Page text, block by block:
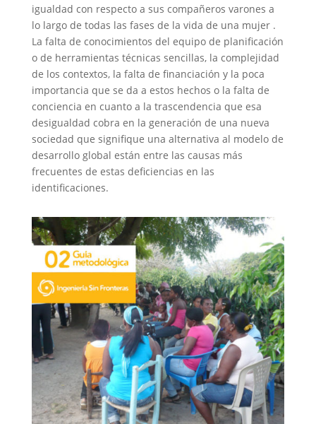
igualdad con respecto a sus compañeros varones a
lo largo de todas las fases de la vida de una mujer .
La falta de conocimientos del equipo de planificación
o de herramientas técnicas sencillas, la complejidad
de los contextos, la falta de financiación y la poca
importancia que se da a estos hechos o la falta de
conciencia en cuanto a la trascendencia que esa
desigualdad cobra en la generación de una nueva
sociedad que signifique una alternativa al modelo de
desarrollo global están entre las causas más
frecuentes de estas deficiencias en las
identificaciones.